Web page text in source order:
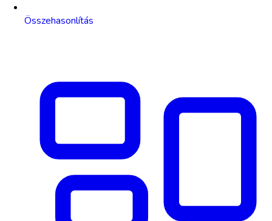
Összehasonlítás